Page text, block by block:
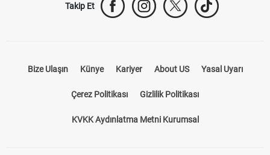
Takip Et
Bize Ulaşın Künye Kariyer About US Yasal Uyarı
Çerez Politikası Gizlilik Politikası
KVKK Aydınlatma Metni Kurumsal